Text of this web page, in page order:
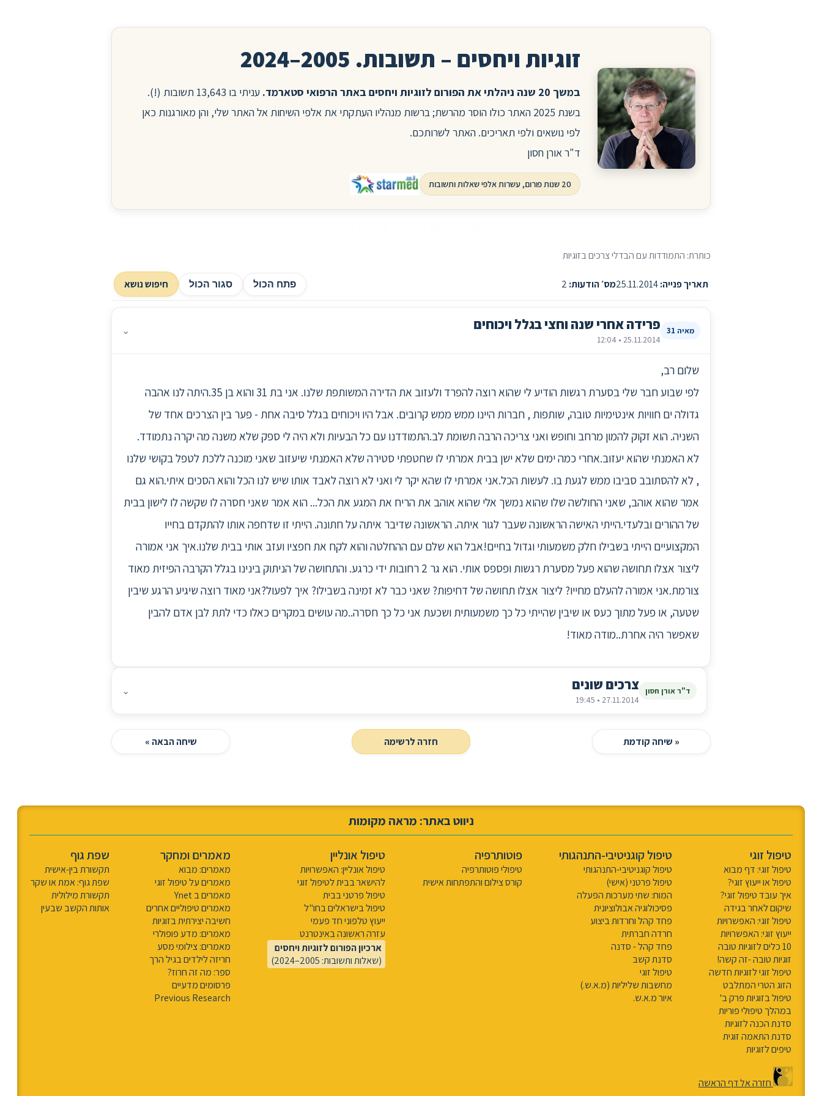
זוגיות ויחסים – תשובות. 2005–2024
במשך 20 שנה ניהלתי את הפורום לזוגיות ויחסים באתר הרפואי סטארמד.
עניתי בו 13,643 תשובות (!).
בשנת 2025 האתר כולו הוסר מהרשת; ברשות מנהליו העתקתי את אלפי השיחות אל האתר שלי, והן מאורגנות כאן
לפי נושאים ולפי תאריכים. האתר לשרותכם.
ד"ר אורן חסון
20 שנות פורום, עשרות אלפי שאלות ותשובות
כותרת: התמודדות עם הבדלי צרכים בזוגיות
תאריך פנייה: מס׳ הודעות: פתח הכול סגור הכול חיפוש נושא
מאיה 31 פרידה אחרי שנה וחצי בגלל ויכוחים
25.11.2014 • 12:04
⌄
שלום רב,
לפי שבוע חבר שלי בסערת רגשות הודיע לי שהוא רוצה להפרד ולעזוב את הדירה המשותפת שלנו. אני בת 31 והוא בן 35.היתה לנו אהבה
גדולה ים חוויות אינטימיות טובה, שותפות , חברות היינו ממש ממש קרובים. אבל היו ויכוחים בגלל סיבה אחת - פער בין הצרכים אחד של
השניה. הוא זקוק להמון מרחב וחופש ואני צריכה הרבה תשומת לב.התמודדנו עם כל הבעיות ולא היה לי ספק שלא משנה מה יקרה נתמודד.
לא האמנתי שהוא יעזוב.אחרי כמה ימים שלא ישן בבית אמרתי לו שחטפתי סטירה שלא האמנתי שיעזוב שאני מוכנה ללכת לטפל בקושי שלנו
, לא להסתובב סביבו ממש לגעת בו. לעשות הכל.אני אמרתי לו שהא יקר לי ואני לא רוצה לאבד אותו שיש לנו הכל והוא הסכים איתי.הוא גם
אמר שהוא אוהב, שאני החולשה שלו שהוא נמשך אלי שהוא אוהב את הריח את המגע את הכל... הוא אמר שאני חסרה לו שקשה לו לישון בבית
של ההורים ובלעדי.הייתי האישה הראשונה שעבר לגור איתה. הראשונה שדיבר איתה על חתונה. הייתי זו שדחפה אותו להתקדם בחייו
המקצועיים הייתי בשבילו חלק משמעותי וגדול בחיים!אבל הוא שלם עם ההחלטה והוא לקח את חפציו ועזב אותי בבית שלנו.איך אני אמורה
ליצור אצלו תחושה שהוא פעל מסערת רגשות ופספס אותי. הוא גר 2 רחובות ידי כרגע. והתחושה של הניתוק בינינו בגלל הקרבה הפיזית מאוד
צורמת.אני אמורה להעלם מחייו? ליצור אצלו תחושה של דחיפות? שאני כבר לא זמינה בשבילו? איך לפעול?אני מאוד רוצה שיגיע הרגע שיבין
שטעה, או פעל מתוך כעס או שיבין שהייתי כל כך משמעותית ושכעת אני כל כך חסרה..מה עושים במקרים כאלו כדי לתת לבן אדם להבין
שאפשר היה אחרת..מודה מאוד!
ד"ר אורן חסון צרכים שונים
27.11.2014 • 19:45
⌄
« שיחה קודמת חזרה לרשימה שיחה הבאה »
ניווט באתר: מראה מקומות
טיפול זוגי
טיפול זוגי: דף מבוא
טיפול או ייעוץ זוגי?
איך עובד טיפול זוגי?
שיקום לאחר בגידה
טיפול זוגי: האפשרויות
ייעוץ זוגי: האפשרויות
10 כלים לזוגיות טובה
זוגיות טובה -זה קשה!
טיפול זוגי לזוגיות חדשה
הזוג הטרי המתלבט
טיפול בזוגיות פרק ב'
במהלך טיפולי פוריות
סדנת הכנה לזוגיות
סדנת התאמה זוגית
טיפים לזוגיות
טיפול קוגניטיבי-התנהגותי
טיפול קוגניטיבי-התנהגותי
טיפול פרטני (אישי)
המוח: שתי מערכות הפעלה
פסיכולוגיה אבולוציונית
פחד קהל וחרדות ביצוע
חרדה חברתית
פחד קהל - סדנה
סדנת קשב
טיפול זוגי
מחשבות שליליות (מ.א.ש.)
איור מ.א.ש.
פוטותרפיה
טיפולי פוטותרפיה
קורס צילום והתפתחות אישית
טיפול אונליין
טיפול אונליין: האפשרויות
להישאר בבית לטיפול זוגי
טיפול פרטני בבית
טיפול בישראלים בחו"ל
ייעוץ טלפוני חד פעמי
עזרה ראשונה באינטרנט
ארכיון הפורום לזוגיות ויחסים
(שאלות ותשובות: 2005–2024)
מאמרים ומחקר
מאמרים: מבוא
מאמרים על טיפול זוגי
מאמרים ב Ynet
מאמרים טיפוליים אחרים
חשיבה יצירתית בזוגיות
מאמרים: מדע פופולרי
מאמרים: צילומי מסע
חריזה לילדים בגיל הרך
ספר: מה זה חרוז?
פרסומים מדעיים
Previous Research
שפת גוף
תקשורת בין-אישית
שפת גוף: אמת או שקר
תקשורת מילולית
אותות הקשב שבעין
חזרה אל דף הראשה